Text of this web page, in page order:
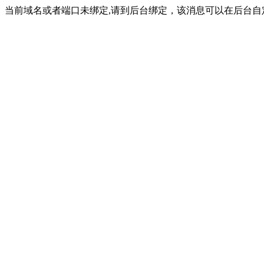
当前域名或者端口未绑定,请到后台绑定，该消息可以在后台自